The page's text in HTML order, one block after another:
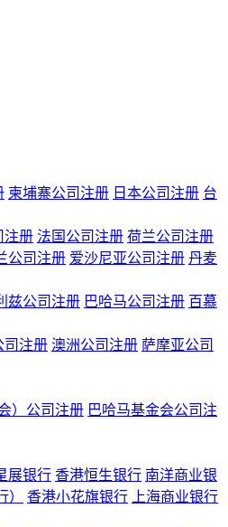
柬埔寨公司注册 日本公司注册 台
注册 法国公司注册 荷兰公司注册
公司注册 爱沙尼亚公司注册 丹麦
兹公司注册 巴哈马公司注册 百慕
司注册 澳洲公司注册 萨摩亚公司
）公司注册 巴哈马基金会公司注
展银行 香港恒生银行 南洋商业银
香港小花旗银行
上海商业银行